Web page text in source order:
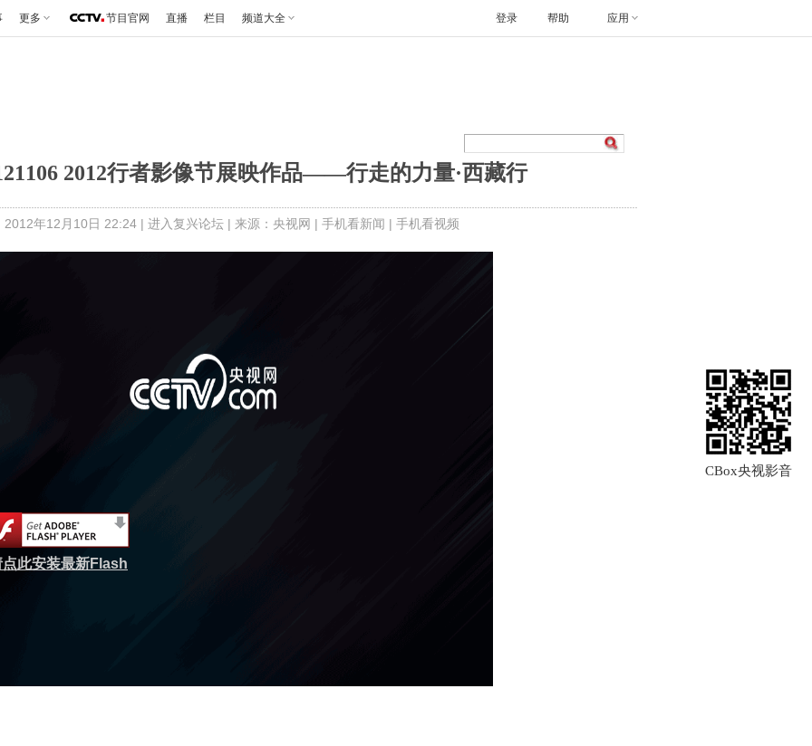
更多 节目官网 直播 栏目 频道大全 帮助 应用
登录
2012行者影像节展映作品——行走的力量·西藏行
2012年12月10日 22:24 | 进入复兴论坛 | 来源：央视网 | 手机看新闻 | 手机看视频
点此安装最新Flash
CBox央视影音